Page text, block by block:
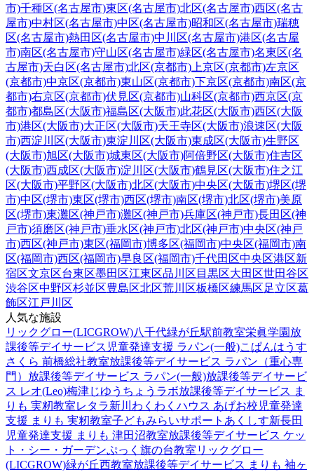
市)千種区(名古屋市)東区(名古屋市)北区(名古屋市)西区(名古
屋市)中村区(名古屋市)中区(名古屋市)昭和区(名古屋市)瑞穂
区(名古屋市)熱田区(名古屋市)中川区(名古屋市)港区(名古屋
市)南区(名古屋市)守山区(名古屋市)緑区(名古屋市)名東区(名
古屋市)天白区(名古屋市)北区(京都市) 上京区(京都市)左京区
(京都市)中京区(京都市)東山区(京都市)下京区(京都市)南区(京
都市)右京区(京都市)伏見区(京都市)山科区(京都市)西京区(京
都市)都島区(大阪市)福島区(大阪市)此花区(大阪市)西区(大阪
市)港区(大阪市)大正区(大阪市)天王寺区(大阪市)浪速区(大阪
市)西淀川区(大阪市)東淀川区(大阪市)東成区(大阪市)生野区
(大阪市)旭区(大阪市)城東区(大阪市)阿倍野区(大阪市)住吉区
(大阪市)西成区(大阪市)淀川区(大阪市)鶴見区(大阪市)住之江
区(大阪市)平野区(大阪市)北区(大阪市)中央区(大阪市)堺区(堺
市)中区(堺市)東区(堺市)西区(堺市)南区(堺市)北区(堺市)美原
区(堺市)東灘区(神戸市)灘区(神戸市)兵庫区(神戸市)長田区(神
戸市)須磨区(神戸市)垂水区(神戸市)北区(神戸市)中央区(神戸
市)西区(神戸市)東区(福岡市)博多区(福岡市)中央区(福岡市)南
区(福岡市)西区(福岡市)早良区(福岡市)千代田区中央区港区新
宿区文京区台東区墨田区江東区品川区 目黒区大田区世田谷区
渋谷区中野区杉並区豊島区北区荒川区板橋区練馬区足立区葛
飾区江戸川区
人気な施設
リックグロー(LICGROW)八千代緑が丘駅前教室栄眞学園放
課後等デイサービス 児童発達支援 ラパン(一般)こぱんはうす
さくら 前橋総社教室放課後等デイサービス ラパン（重心専
門） 放課後等デイサービス ラパン(一般)放課後等デイサービ
ス レオ(Leo)梅津じゆうちょうラボ放課後等デイサービス ま
りも 実籾教室レタラ新川 わくわくハウス あげお校 児童発達
支援 まりも 実籾教室子どもみらいサポートあくしす新長田
児童発達支援 まりも 津田沼教室放課後等デイサービス ケッ
ト・シー・ガーデンぷっく旗の台教室 リックグロー
(LICGROW)緑が丘西教室放課後等デイサービス まりも 袖ヶ